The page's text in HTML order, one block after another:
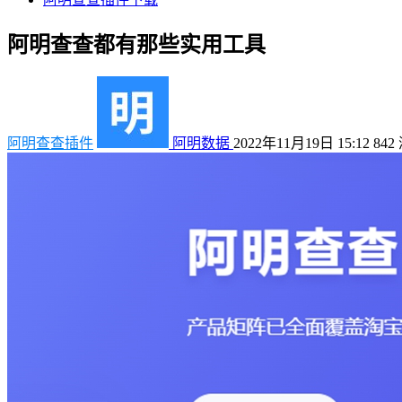
阿明查查都有那些实用工具
阿明查查插件 阿明数据 2022年11月19日 15:12 842